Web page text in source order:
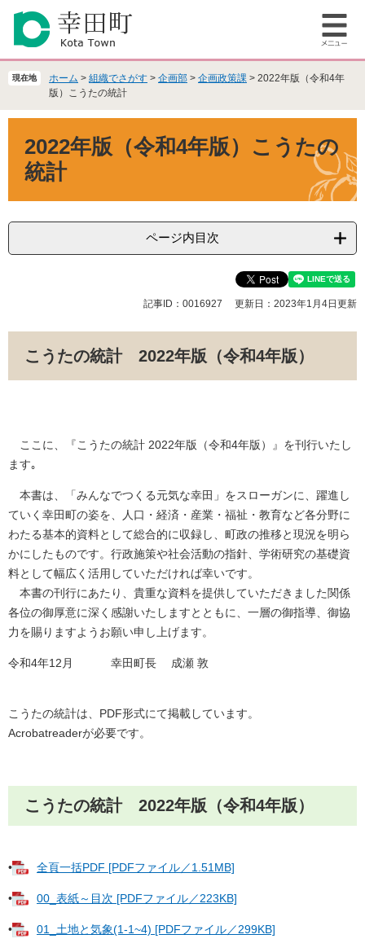
の
で
ー
ば
メ
ー
現在地 ホーム > 組織でさがす > 企画部 > 企画政策課 > 2022年版（令和4年
版）こうたの統計
2022年版（令和4年版）こうたの
統計
ページ内目次
記事ID：0016927 更新日：2023年1月4日更新
こうたの統計 2022年版（令和4年版）
ここに、『こうたの統計 2022年版（令和4年版）』を刊行いたし
ます｡
本書は、「みんなでつくる元気な幸田」をスローガンに、躍進し
ていく幸田町の姿を、人口・経済・産業・福祉・教育など各分野に
わたる基本的資料として総合的に収録し、町政の推移と現況を明ら
かにしたものです。行政施策や社会活動の指針、学術研究の基礎資
料として幅広く活用していただければ幸いです。
本書の刊行にあたり、貴重な資料を提供していただきました関係
各位の御厚意に深く感謝いたしますとともに、一層の御指導、御協
力を賜りますようお願い申し上げます。
令和4年12月 幸田町長 成瀬 敦
こうたの統計は、PDF形式にて掲載しています。
Acrobatreaderが必要です。
こうたの統計 2022年版（令和4年版）
• 全頁一括PDF [PDFファイル／1.51MB]
• 00_表紙～目次 [PDFファイル／223KB]
• 01_土地と気象(1-1~4) [PDFファイル／299KB]